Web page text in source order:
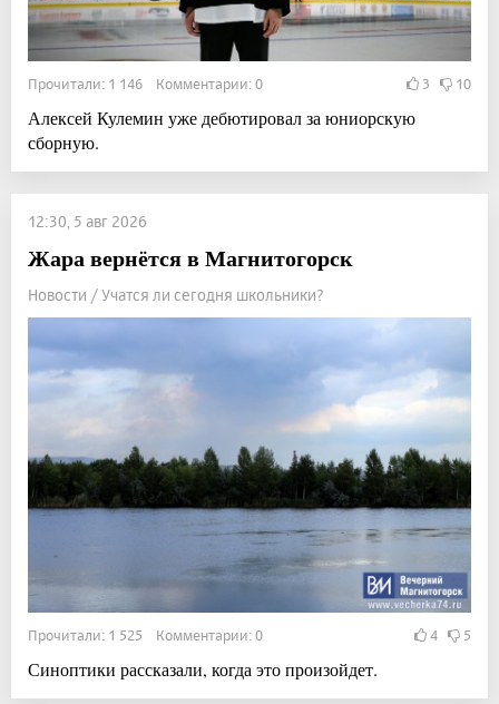
Прочитали: 1 146 Комментарии: 0 3 10
Алексей Кулемин уже дебютировал за юниорскую
сборную.
12:30, 5 авг 2026
Жара вернётся в Магнитогорск
Новости / Учатся ли сегодня школьники?
Прочитали: 1 525 Комментарии: 0 4 5
Синоптики рассказали, когда это произойдет.